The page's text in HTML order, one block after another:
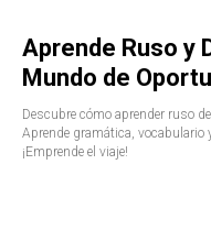
Aprende Ruso y
Mundo de
Descubre cómo aprender ruso
Aprende gramática, vocabulario
¡Emprende el viaje!